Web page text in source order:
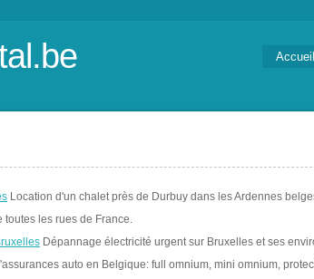
Accueil
Location d'un chalet près de Durbuy dans les Ardennes
toutes les rues de France.
Dépannage électricité urgent sur Bruxelles et ses
auto en Belgique: full omnium, mini omnium,